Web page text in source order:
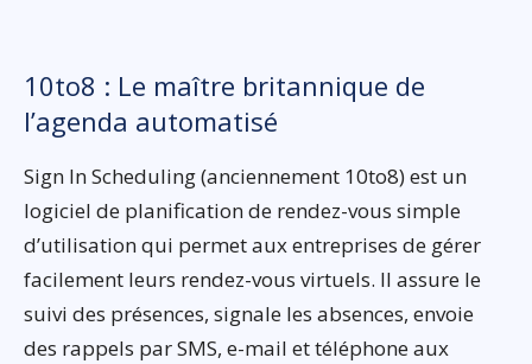
10to8 : Le maître britannique de
l’agenda automatisé
Sign In Scheduling (anciennement 10to8) est un
logiciel de planification de rendez-vous simple
d’utilisation qui permet aux entreprises de gérer
facilement leurs rendez-vous virtuels. Il assure le
suivi des présences, signale les absences, envoie
des rappels par SMS, e-mail et téléphone aux